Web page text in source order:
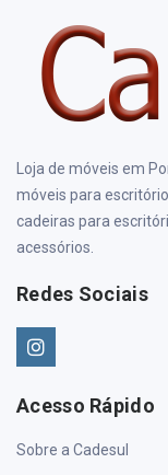
Loja de móveis em
móveis para
cadeiras para
acessórios.
Redes Sociais
Acesso Rápido
Sobre a Cadesul